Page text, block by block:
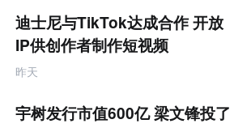
迪士尼与TikTok达成合作 开放
IP供创作者制作短视频
昨天
宇树发行市值600亿 梁文锋投了